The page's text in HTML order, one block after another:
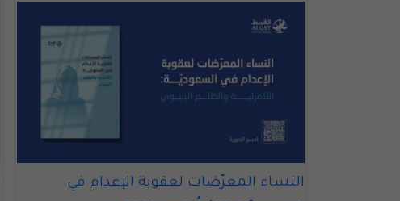
النساء المعرّضات لعقوبة الإعدام في